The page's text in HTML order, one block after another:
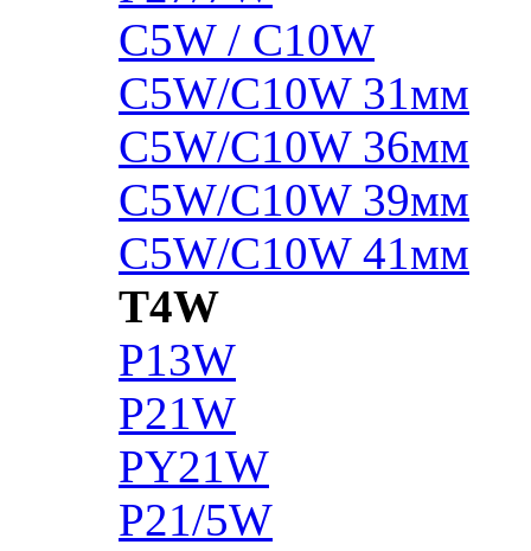
C5W / C10W
C5W/C10W 31мм
C5W/C10W 36мм
C5W/C10W 39мм
C5W/C10W 41мм
T4W
P13W
P21W
PY21W
P21/5W